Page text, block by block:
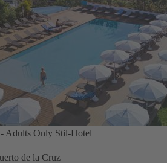
Adults Only Stil-Hotel
de la Cruz